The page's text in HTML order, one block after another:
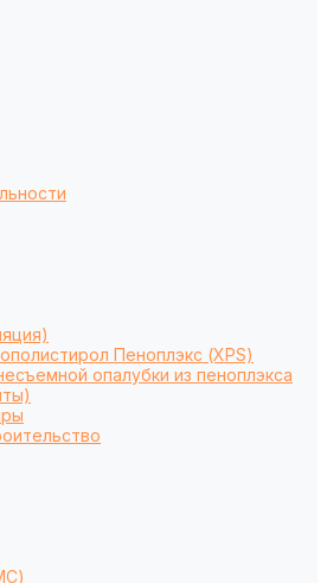
Пеноплэкс (XPS)
опалубки из пеноплэкса